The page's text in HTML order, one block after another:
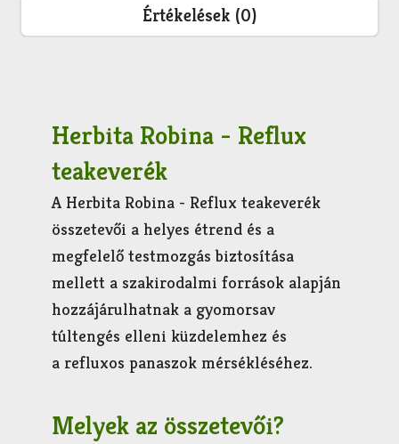
Értékelések (0)
Herbita Robina - Reflux
teakeverék
A Herbita Robina - Reflux teakeverék
összetevői a helyes étrend és a
megfelelő testmozgás biztosítása
mellett a szakirodalmi források alapján
hozzájárulhatnak a gyomorsav
túltengés elleni küzdelemhez és
a refluxos panaszok mérsékléséhez.
Melyek az összetevői?